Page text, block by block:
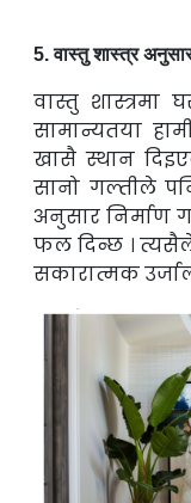
5.वास्तु शास्त्र
वास्तु शास्त्रमा
सामान्यतया
खासै स्थान
सानो गल्तीले
अनुसार निर्माण
फल दिन्छ ।
सकारात्मक